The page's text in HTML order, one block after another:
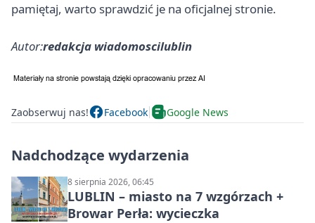
pamiętaj, warto sprawdzić je na oficjalnej stronie.
Autor:redakcja wiadomoscilublin
Zaobserwuj nas! Facebook Google News
Nadchodzące wydarzenia
8 sierpnia 2026, 06:45
LUBLIN – miasto na 7 wzgórzach +
Browar Perła: wycieczka